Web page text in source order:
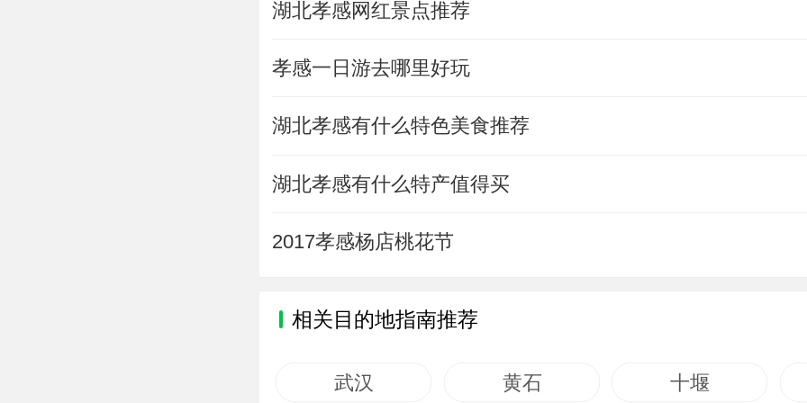
湖北孝感网红景点推荐
孝感一日游去哪里好玩
湖北孝感有什么特色美食推荐
湖北孝感有什么特产值得买
2017孝感杨店桃花节
相关目的地指南推荐
武汉 黄石 十堰